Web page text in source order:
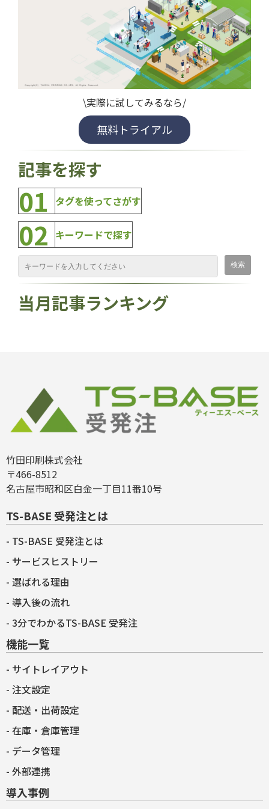
\実際に試してみるなら/
無料トライアル
記事を探す
01 タグを使ってさがす
02 キーワードで探す
当月記事ランキング
竹田印刷株式会社
〒466-8512
名古屋市昭和区白金一丁目11番10号
TS-BASE 受発注とは
TS-BASE 受発注とは
サービスヒストリー
選ばれる理由
導入後の流れ
3分でわかるTS-BASE 受発注
機能一覧
サイトレイアウト
注文設定
配送・出荷設定
在庫・倉庫管理
データ管理
外部連携
導入事例